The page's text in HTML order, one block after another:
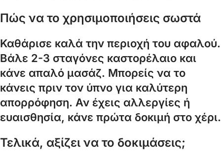
Πώς να το χρησιμοποιήσεις σωστά
Καθάρισε καλά την περιοχή του αφαλού.
Βάλε 2-3 σταγόνες καστορέλαιο και
κάνε απαλό μασάζ. Μπορείς να το
κάνεις πριν τον ύπνο για καλύτερη
απορρόφηση. Αν έχεις αλλεργίες ή
ευαισθησία, κάνε πρώτα δοκιμή στο χέρι.
Τελικά, αξίζει να το δοκιμάσεις;